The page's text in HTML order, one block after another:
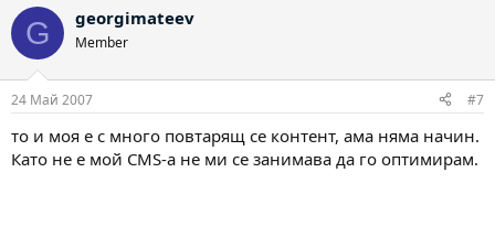
G georgimateev
Member
24 Май 2007 #7
то и моя е с много повтарящ се контент, ама няма начин.
Като не е мой CMS-a не ми се занимава да го оптимирам.